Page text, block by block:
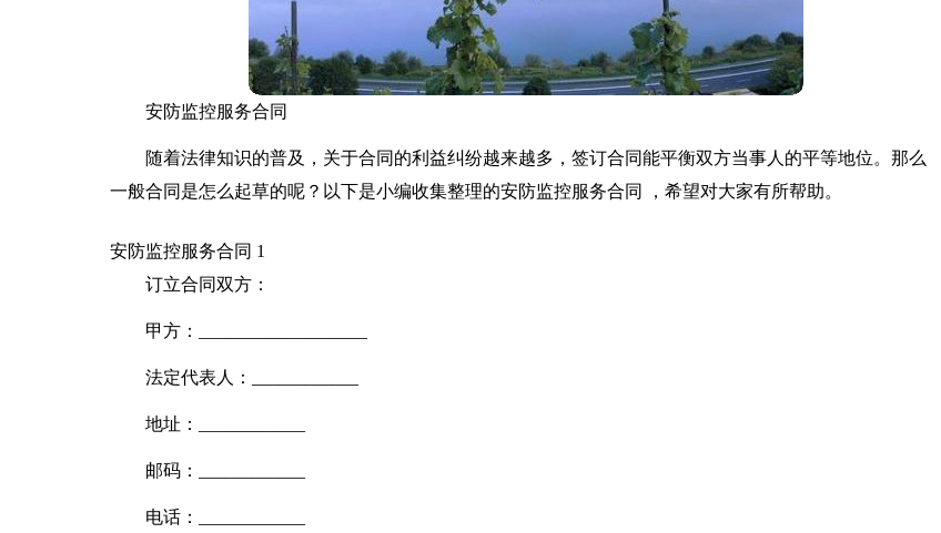
安防监控服务合同
随着法律知识的普及，关于合同的利益纠纷越来越多，签订合同能平衡双方当事人的平等地位。那么
一般合同是怎么起草的呢？以下是小编收集整理的安防监控服务合同 ，希望对大家有所帮助。
安防监控服务合同 1
订立合同双方：
甲方：___________________
法定代表人：____________
地址：____________
邮码：____________
电话：____________